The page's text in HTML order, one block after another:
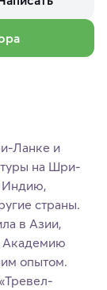
Ланке и
на Шри-
Индию,
страны.
в Азии,
Академию
опытом.